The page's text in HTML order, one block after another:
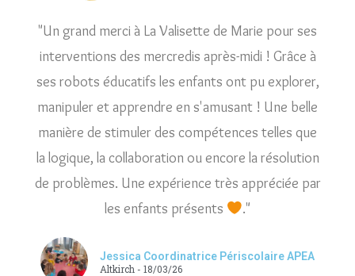
"Un grand merci à La Valisette de Marie pour ses
interventions des mercredis après-midi ! Grâce à
ses robots éducatifs les enfants ont pu explorer,
manipuler et apprendre en s'amusant ! Une belle
manière de stimuler des compétences telles que
la logique, la collaboration ou encore la résolution
de problèmes. Une expérience très appréciée par
les enfants présents
."
Jessica Coordinatrice Périscolaire APEA
Altkirch - 18/03/26